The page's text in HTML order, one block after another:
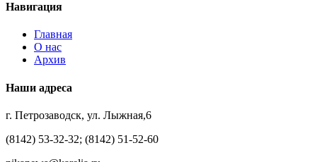
Навигация
Главная
О нас
Архив
Наши адреса
г. Петрозаводск, ул. Лыжная,6
(8142) 53-32-32; (8142) 51-52-60